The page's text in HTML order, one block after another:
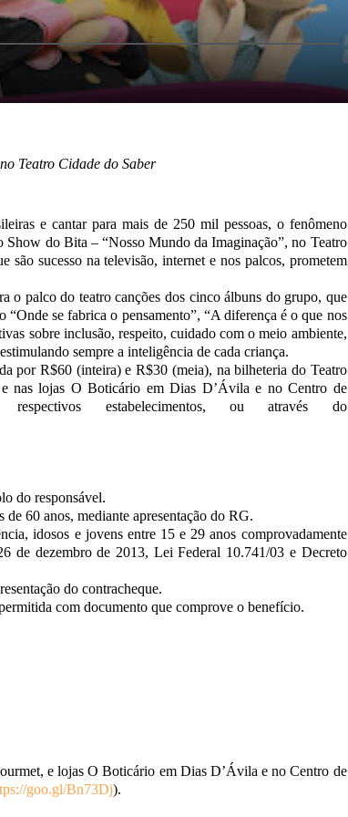
Teatro Cidade do Saber
e cantar para mais de 250 mil pessoas, o fenômeno
do Bita – “Nosso Mundo da Imaginação”, no Teatro
são sucesso na televisão, internet e nos palcos, prometem
o palco do teatro canções dos cinco álbuns do grupo, que
se fabrica o pensamento”, “A diferença é o que nos
sobre inclusão, respeito, cuidado com o meio ambiente,
sempre a inteligência de cada criança.
por R$60 (inteira) e R$30 (meia), na bilheteria do Teatro
nas lojas O Boticário em Dias D’Ávila e no Centro de
estabelecimentos, ou através do
do responsável.
de 60 anos, mediante apresentação do RG.
idosos e jovens entre 15 e 29 anos comprovadamente
de dezembro de 2013, Lei Federal 10.741/03 e Decreto
do contracheque.
com documento que comprove o benefício.
e lojas O Boticário em Dias D’Ávila e no Centro de
goo.gl/Bn73Dj).